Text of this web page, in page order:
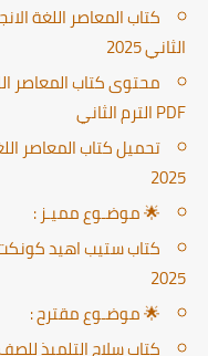
الثاني 2025
محتوى كتاب المعاصر اللغة
PDF الترم الثاني
2025
🌟 موضـوع مميـز :
كتاب ستيب اهيد كونكت
2025
🌟 موضـوع مقترح :
كتاب سلاح التلميذ للصف